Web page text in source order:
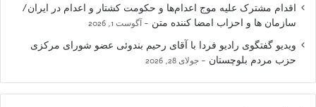
اقدام مشترک علیه موج اعدام‌ها و حکومت کشتار و اعدام در ایران/
سازمان ها و احزاب امضا کننده متن
آگوست 1, 2026
ویدیو گفتگوی رادیو فردا با آقای رحیم بندوئی عضو شورای مرکزی
حزب مردم بلوچستان
جولای 28, 2026